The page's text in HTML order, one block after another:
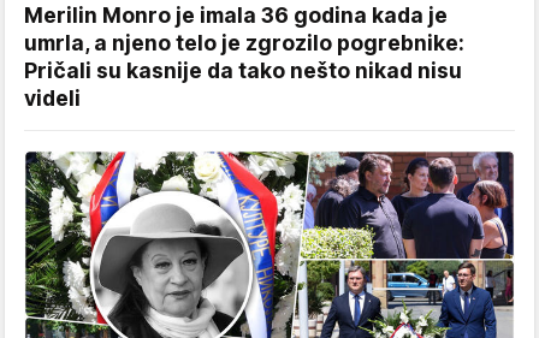
Merilin Monro je imala 36 godina kada je
umrla, a njeno telo je zgrozilo pogrebnike:
Pričali su kasnije da tako nešto nikad nisu
videli